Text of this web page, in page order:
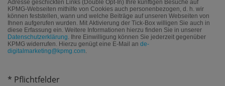
Adresse geschickten Links (Double Opt-In) Ihre künftigen Besuche auf
KPMG-Webseiten mithilfe von Cookies auch personenbezogen, d. h. wir
können feststellen, wann und welche Beiträge auf unseren Webseiten von
Ihnen aufgerufen wurden. Mit Aktivierung der Tick-Box willigen Sie auch in
diese Erfassung ein. Weitere Informationen hierzu finden Sie in unserer
Datenschutzerklärung. Ihre Einwilligung können Sie jederzeit gegenüber
KPMG widerrufen. Hierzu genügt eine E-Mail an de-
digitalmarketing@kpmg.com.
* Pflichtfelder